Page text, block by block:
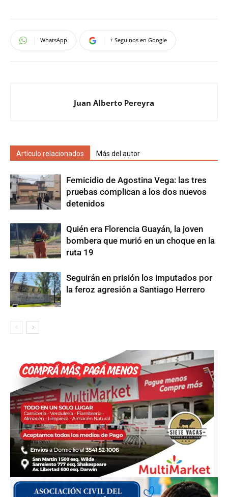
WhatsApp + Seguinos en Google
Juan Alberto Pereyra
Artículo relacionados Más del autor
Femicidio de Agostina Vega: las tres
pruebas complican a los dos nuevos
detenidos
Quién era Florencia Guayán, la joven
bombera que murió en un choque en la
ruta 19
Seguirán en prisión los imputados por
la feroz agresión a Santiago Herrero